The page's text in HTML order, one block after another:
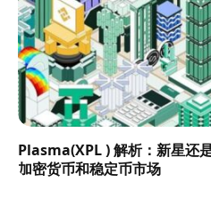
Plasma(XPL ) 解析：新星还
加密货币和稳定币市场